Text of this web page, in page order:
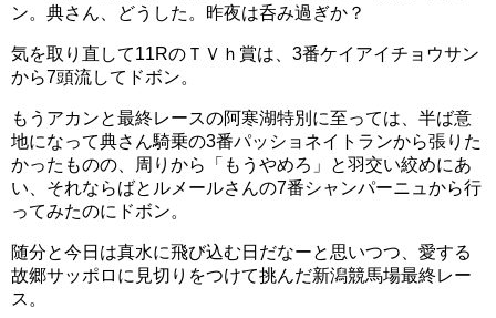
ン。典さん、どうした。昨夜は呑み過ぎか？
気を取り直して11RのＴＶｈ賞は、3番ケイアイチョウサン
から7頭流してドボン。
もうアカンと最終レースの阿寒湖特別に至っては、半ば意
地になって典さん騎乗の3番パッショネイトランから張りた
かったものの、周りから「もうやめろ」と羽交い絞めにあ
い、それならばとルメールさんの7番シャンパーニュから行
ってみたのにドボン。
随分と今日は真水に飛び込む日だなーと思いつつ、愛する
故郷サッポロに見切りをつけて挑んだ新潟競馬場最終レー
ス。